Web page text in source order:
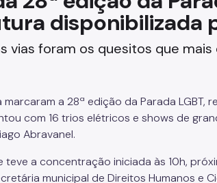
Impostos e
Legislação
Nota do
disponibilizada
vias foram os quesitos que
a 28ª edição da Parada LGBT,
com 16 trios elétricos e shows de
Abravanel.
a concentração iniciada às 10h,
municipal de Direitos Humanos e